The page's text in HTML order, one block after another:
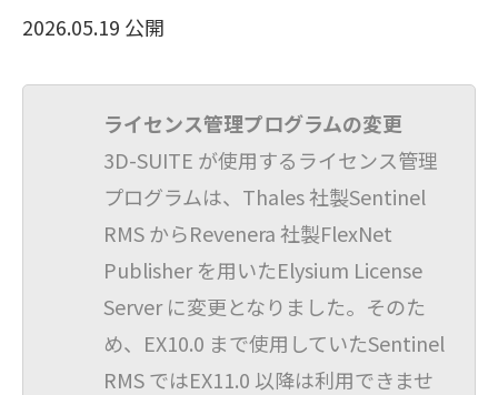
2026.05.19 公開
ライセンス管理プログラムの変更
3D-SUITE が使用するライセンス管理
プログラムは、Thales 社製Sentinel
RMS からRevenera 社製FlexNet
Publisher を用いたElysium License
Server に変更となりました。そのた
め、EX10.0 まで使用していたSentinel
RMS ではEX11.0 以降は利用できませ